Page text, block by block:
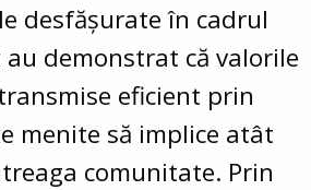
în cadrul
demonstrat că valorile
eficient prin
menite să implice atât
comunitate. Prin